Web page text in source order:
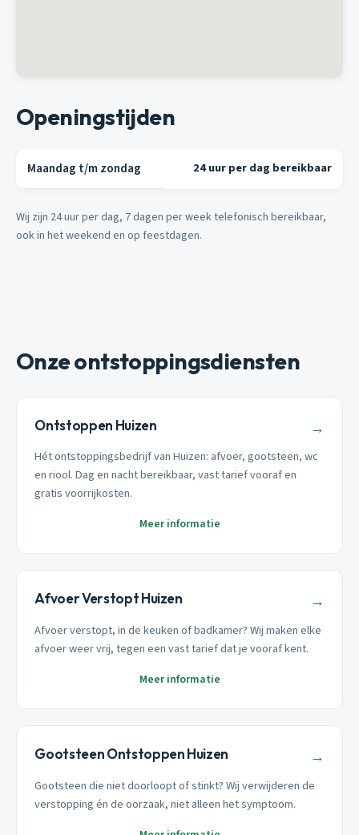
Openingstijden
Maandag t/m zondag 24 uur per dag bereikbaar
Wij zijn 24 uur per dag, 7 dagen per week telefonisch bereikbaar,
ook in het weekend en op feestdagen.
Onze ontstoppingsdiensten
Ontstoppen Huizen →
Hét ontstoppingsbedrijf van Huizen: afvoer, gootsteen, wc
en riool. Dag en nacht bereikbaar, vast tarief vooraf en
gratis voorrijkosten.
Meer informatie
Afvoer Verstopt Huizen →
Afvoer verstopt, in de keuken of badkamer? Wij maken elke
afvoer weer vrij, tegen een vast tarief dat je vooraf kent.
Meer informatie
Gootsteen Ontstoppen Huizen →
Gootsteen die niet doorloopt of stinkt? Wij verwijderen de
verstopping én de oorzaak, niet alleen het symptoom.